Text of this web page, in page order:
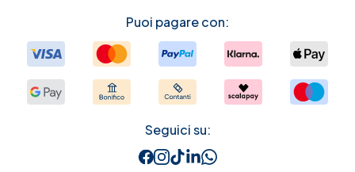
Puoi pagare con:
Seguici su: